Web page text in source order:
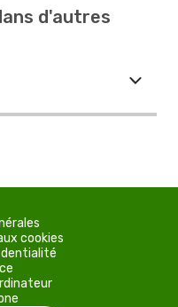
d'autres
cookies